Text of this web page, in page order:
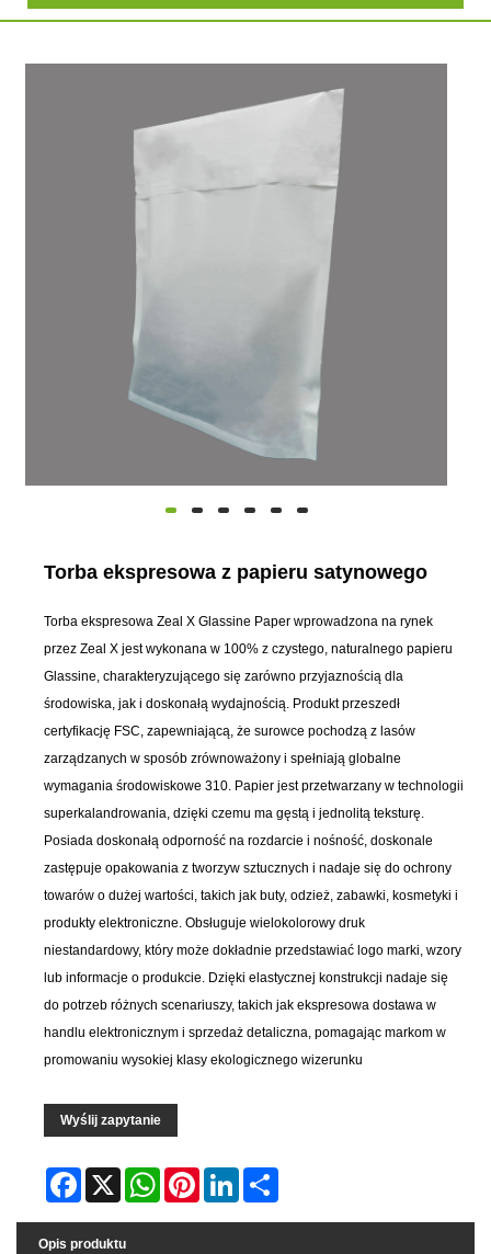
Torba ekspresowa z papieru satynowego
Torba ekspresowa Zeal X Glassine Paper wprowadzona na rynek
przez Zeal X jest wykonana w 100% z czystego, naturalnego papieru
Glassine, charakteryzującego się zarówno przyjaznością dla
środowiska, jak i doskonałą wydajnością. Produkt przeszedł
certyfikację FSC, zapewniającą, że surowce pochodzą z lasów
zarządzanych w sposób zrównoważony i spełniają globalne
wymagania środowiskowe 310. Papier jest przetwarzany w technologii
superkalandrowania, dzięki czemu ma gęstą i jednolitą teksturę.
Posiada doskonałą odporność na rozdarcie i nośność, doskonale
zastępuje opakowania z tworzyw sztucznych i nadaje się do ochrony
towarów o dużej wartości, takich jak buty, odzież, zabawki, kosmetyki i
produkty elektroniczne. Obsługuje wielokolorowy druk
niestandardowy, który może dokładnie przedstawiać logo marki, wzory
lub informacje o produkcie. Dzięki elastycznej konstrukcji nadaje się
do potrzeb różnych scenariuszy, takich jak ekspresowa dostawa w
handlu elektronicznym i sprzedaż detaliczna, pomagając markom w
promowaniu wysokiej klasy ekologicznego wizerunku
Wyślij zapytanie
Facebook
X WhatsAppPinterestLinkedIn
Opis produktu